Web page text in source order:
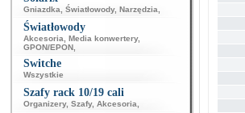
Gniazdka Światłowody, Narzędzia
Światłowody
Akcesoria Media konwertery,
GPON/EPON
Switche
Wszystkie
Szafy rack 10/19 cali
Organizery, Szafy, Akcesoria